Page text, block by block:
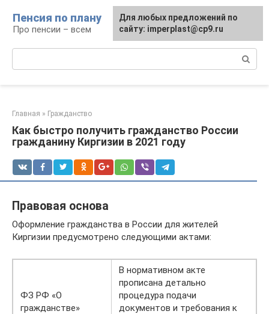
контенту
Пенсия по плану
Про пенсии – всем
Главная » Гражданство
Как быстро получить гражданство России
гражданину Киргизии в 2021 году
Правовая основа
Оформление гражданства в России для жителей
Киргизии предусмотрено следующими актами:
ФЗ РФ «О
гражданстве»
В нормативном акте
прописана детально
процедура подачи
документов и требования к
Для любых предложений по
сайту: imperplast@cp9.ru